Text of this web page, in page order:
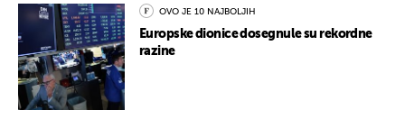
OVO JE 10 NAJBOLJIH
Europske dionice dosegnule su rekordne
razine